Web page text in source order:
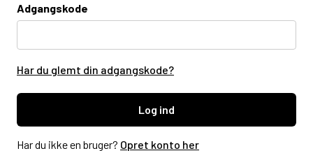
Adgangskode
Har du glemt din adgangskode?
Log ind
Har du ikke en bruger? Opret konto her